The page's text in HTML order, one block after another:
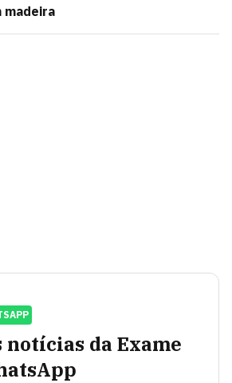
madeira
notícias da Exame